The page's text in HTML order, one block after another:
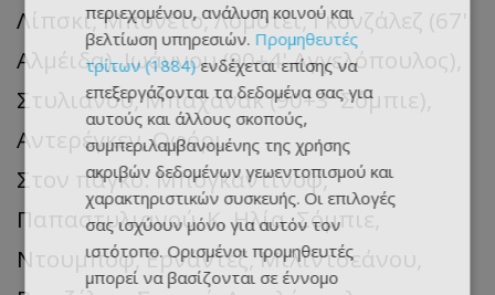
Λίπσκι, Μπονέτο, Λομοτέι, Γκονζάλεζ (67'
Αλμέιδα), Ιωάννου (90+4' Αγγελόπουλος),
Στυλιανού, Μπαχάνακ (90+3' Σόμπιε),
Αντερέγκεν, Οφόρι.
Στον πάγκο: Μπογκαντίνοφ,
Παπαστυλιανού, Κ. Ηλία, Σόμπιε,
Ντουμπόφ, Ερνάντεζ, Μιλιντσεάνου,
περιεχομένου, ανάλυση κοινού και
βελτίωση υπηρεσιών. Προμηθευτές
τρίτων (1884)ενδέχεται επίσης να
επεξεργάζονται τα δεδομένα σας για
αυτούς και άλλους σκοπούς,
συμπεριλαμβανομένης της χρήσης
ακριβών δεδομένων γεωεντοπισμού και
χαρακτηριστικών συσκευής. Οι επιλογές
σας ισχύουν μόνο για αυτόν τον
ιστότοπο. Ορισμένοι προμηθευτές
μπορεί να βασίζονται σε έννομο